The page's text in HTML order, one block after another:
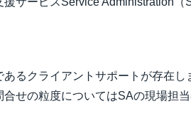
るクライアントサポートが存在
せの粒度についてはSAの現場担